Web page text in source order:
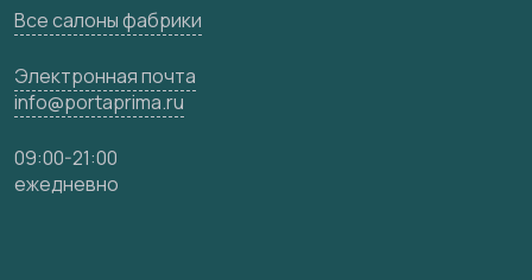
Все салоны фабрики
Электронная почта
info@portaprima.ru
09:00-21:00
ежедневно